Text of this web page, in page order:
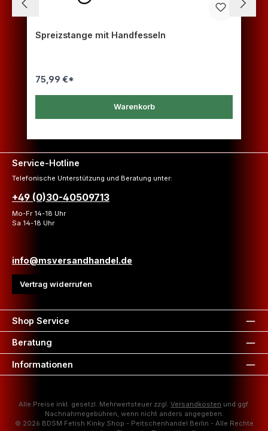
Spreizstange mit Handfesseln
75,99 €*
Warenkorb
Service-Hotline
Telefonische Unterstützung und Beratung unter:
+49 (0)30-40509713
Mo-Fr 14-18 Uhr
Sa 14-18 Uhr
info@msversandhandel.de
Vertrag widerrufen
Shop Service
Beratung
Informationen
Alle Preise inkl. gesetzl. Mehrwertsteuer zzgl. Versandkosten und ggf.
Nachnahmegebühren, wenn nicht anders angegeben.
© 2026 BDSM Fetish Kinky Shop - Peitschenhandel Berlin - Alle Rechte